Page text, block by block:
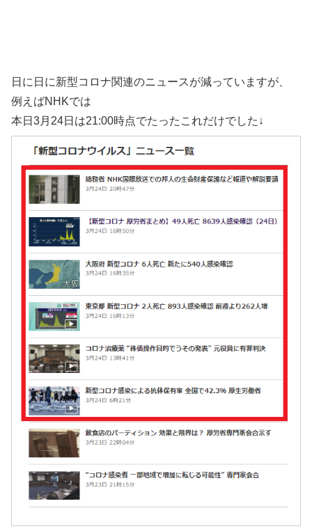
日に日に新型コロナ関連のニュースが減っていますが、
例えばNHKでは
本日3月24日は21:00時点でたったこれだけでした↓